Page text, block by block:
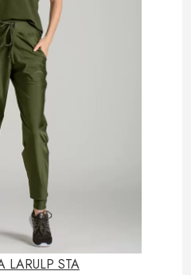
LARULP STA